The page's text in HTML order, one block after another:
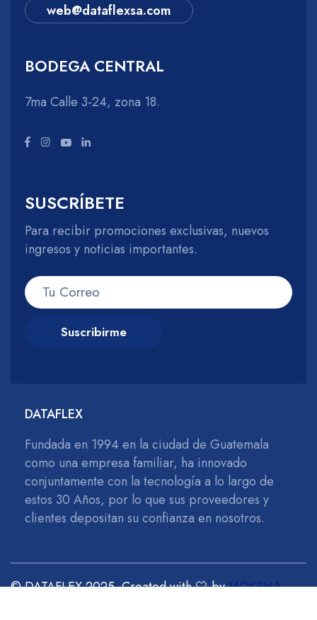
web@dataflexsa.com
BODEGA CENTRAL
7ma Calle 3-24, zona 18.
SUSCRÍBETE
Para recibir promociones exclusivas, nuevos
ingresos y noticias importantes.
Suscribirme
DATAFLEX
Fundada en 1994 en la ciudad de Guatemala
como una empresa familiar, ha innovado
conjuntamente con la tecnología a lo largo de
estos 30 Años, por lo que sus proveedores y
clientes depositan su confianza en nosotros.
© DATAFLEX 2025. Created with 🤍 byMOKSHA.